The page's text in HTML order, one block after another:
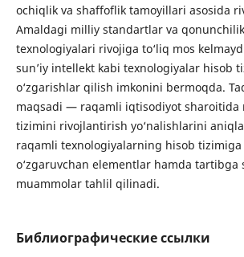
ochiqlik va shaffoflik tamoyillari asosida
Amaldagi milliy standartlar va
texnologiyalari rivojiga to‘liq mos
sun’iy intellekt kabi texnologiyalar hisob
o‘zgarishlar qilish imkonini bermoqda.
maqsadi — raqamli iqtisodiyot sharoitida
tizimini rivojlantirish yo‘nalishlarini
raqamli texnologiyalarning hisob tizimiga
o‘zgaruvchan elementlar hamda tartibga
muammolar tahlil qilinadi.
Библиографические ссылки